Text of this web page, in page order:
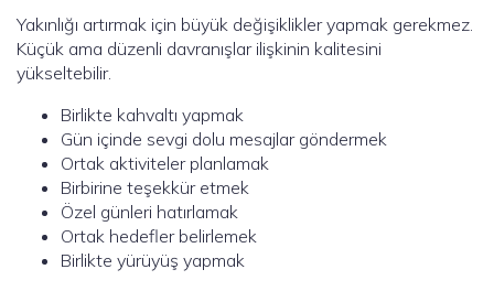
Yakınlığı artırmak için büyük değişiklikler yapmak gerekmez.
Küçük ama düzenli davranışlar ilişkinin kalitesini
yükseltebilir.
Birlikte kahvaltı yapmak
Gün içinde sevgi dolu mesajlar göndermek
Ortak aktiviteler planlamak
Birbirine teşekkür etmek
Özel günleri hatırlamak
Ortak hedefler belirlemek
Birlikte yürüyüş yapmak